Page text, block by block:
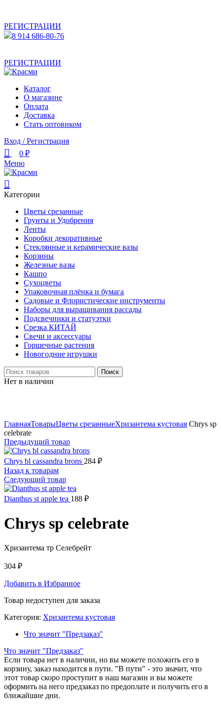
РЕГИСТРАЦИИ
8 914 686-80-76
РЕГИСТРАЦИИ
Каталог
О магазине
Оплата
Доставка
Стать оптовиком
Вход / Регистрация
0 ₽
Меню
Категории
Цветы срезанные
Грунты и Удобрения
Ленты
Коробки декоративные
Стеклянные и керамические вазы
Корзины
Железные вазы
Кашпо
Сухоцветы
Упаковочная плёнка и бумага
Садовые и Флористические инструменты
Наборы для выращивания рассады
Подсвечники и статуэтки
Срезка КИТАЙ
Свечи и аксессуары
Горшечные растения
Новогодние игрушки
Поиск
Нет в наличии
ГлавнаяТоварыЦветы срезанныеХризантема кустовая Chrys sp
celebrate
Предыдущий товар
Chrys bl cassandra brons 284 ₽
Назад к товарам
Следующий товар
Dianthus st apple tea 188 ₽
Chrys sp celebrate
Хризантема тр Селебрейт
304 ₽
Добавить в Избранное
Товар недоступен для заказа
Категория: Хризантема кустовая
Что значит "Предзаказ"
Что значит "Предзаказ"
Если товара нет в наличии, но вы можете положить его в
корзину, заказ находится в пути. "В пути" - это значит, что
этот товар скоро проступит в наш магазин и вы можете
оформить на него предзаказ по предоплате и получить его в
ближайшие дни.